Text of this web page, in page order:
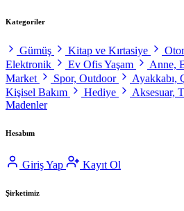
Kategoriler
Gümüş Kitap ve Kırtasiye
Elektronik
Ev Ofis Yaşam Anne,
Market
Spor, Outdoor Ayakkabı,
Kişisel Bakım
Hediye Aksesuar,
Madenler
Hesabım
Giriş Yap Kayıt Ol
Şirketimiz